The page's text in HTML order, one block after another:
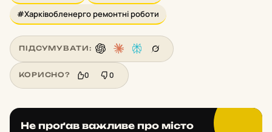
#Харківобленерго ремонтні роботи
ПІДСУМУВАТИ:
КОРИСНО? 0 0
Не проґав важливе про місто